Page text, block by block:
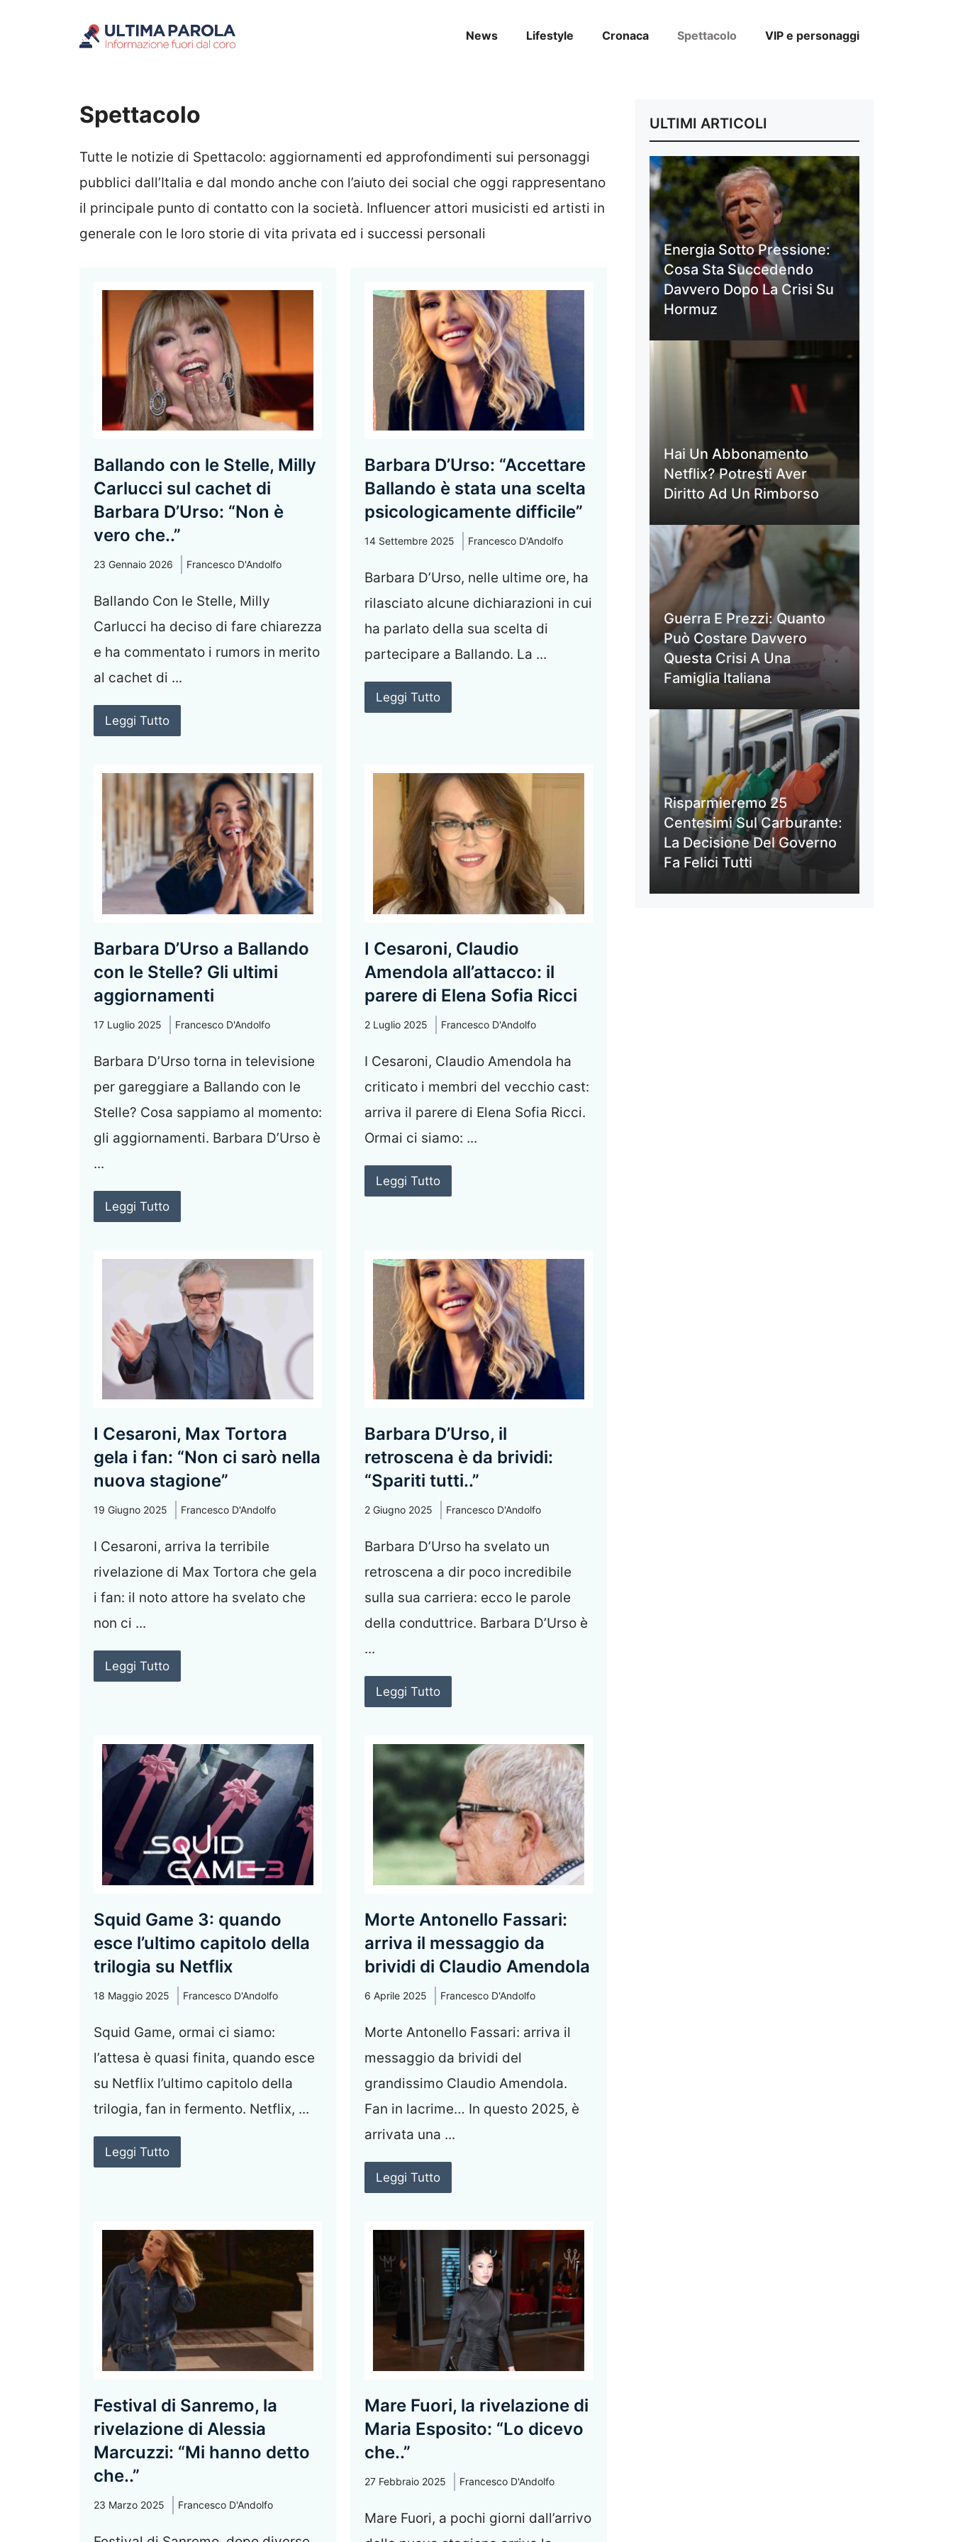
News Lifestyle Cronaca Spettacolo VIP e personaggi
Spettacolo
Tutte le notizie di Spettacolo: aggiornamenti ed approfondimenti sui personaggi
pubblici dall’Italia e dal mondo anche con l’aiuto dei social che oggi rappresentano
il principale punto di contatto con la società. Influencer attori musicisti ed artisti in
generale con le loro storie di vita privata ed i successi personali
Ballando con le Stelle, Milly
Carlucci sul cachet di
Barbara D’Urso: “Non è
vero che..”
23 Gennaio 2026 Francesco D'Andolfo
Ballando Con le Stelle, Milly
Carlucci ha deciso di fare chiarezza
e ha commentato i rumors in merito
al cachet di ...
Leggi Tutto
Barbara D’Urso: “Accettare
Ballando è stata una scelta
psicologicamente difficile”
14 Settembre 2025 Francesco D'Andolfo
Barbara D’Urso, nelle ultime ore, ha
rilasciato alcune dichiarazioni in cui
ha parlato della sua scelta di
partecipare a Ballando. La ...
Leggi Tutto
Barbara D’Urso a Ballando
con le Stelle? Gli ultimi
aggiornamenti
17 Luglio 2025 Francesco D'Andolfo
Barbara D’Urso torna in televisione
per gareggiare a Ballando con le
Stelle? Cosa sappiamo al momento:
gli aggiornamenti. Barbara D’Urso è
...
Leggi Tutto
I Cesaroni, Claudio
Amendola all’attacco: il
parere di Elena Sofia Ricci
2 Luglio 2025 Francesco D'Andolfo
I Cesaroni, Claudio Amendola ha
criticato i membri del vecchio cast:
arriva il parere di Elena Sofia Ricci.
Ormai ci siamo: ...
Leggi Tutto
I Cesaroni, Max Tortora
gela i fan: “Non ci sarò nella
nuova stagione”
19 Giugno 2025 Francesco D'Andolfo
I Cesaroni, arriva la terribile
rivelazione di Max Tortora che gela
i fan: il noto attore ha svelato che
non ci ...
Leggi Tutto
Barbara D’Urso, il
retroscena è da brividi:
“Spariti tutti..”
2 Giugno 2025 Francesco D'Andolfo
Barbara D’Urso ha svelato un
retroscena a dir poco incredibile
sulla sua carriera: ecco le parole
della conduttrice. Barbara D’Urso è
...
Leggi Tutto
Squid Game 3: quando
esce l’ultimo capitolo della
trilogia su Netflix
18 Maggio 2025 Francesco D'Andolfo
Squid Game, ormai ci siamo:
l’attesa è quasi finita, quando esce
su Netflix l’ultimo capitolo della
trilogia, fan in fermento. Netflix, ...
Leggi Tutto
Morte Antonello Fassari:
arriva il messaggio da
brividi di Claudio Amendola
6 Aprile 2025 Francesco D'Andolfo
Morte Antonello Fassari: arriva il
messaggio da brividi del
grandissimo Claudio Amendola.
Fan in lacrime… In questo 2025, è
arrivata una ...
Leggi Tutto
Festival di Sanremo, la
rivelazione di Alessia
Marcuzzi: “Mi hanno detto
che..”
23 Marzo 2025 Francesco D'Andolfo
Mare Fuori, la rivelazione di
Maria Esposito: “Lo dicevo
che..”
27 Febbraio 2025 Francesco D'Andolfo
Mare Fuori, a pochi giorni dall’arrivo
ULTIMI ARTICOLI
Energia Sotto Pressione:
Cosa Sta Succedendo
Davvero Dopo La Crisi Su
Hormuz
Hai Un Abbonamento
Netflix? Potresti Aver
Diritto Ad Un Rimborso
Guerra E Prezzi: Quanto
Può Costare Davvero
Questa Crisi A Una
Famiglia Italiana
Risparmieremo 25
Centesimi Sul Carburante:
La Decisione Del Governo
Fa Felici Tutti